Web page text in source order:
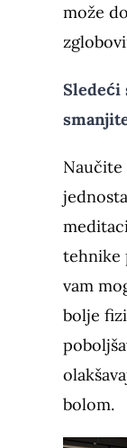
može
Sledeći
tehnike
vam
bolje
bolom.